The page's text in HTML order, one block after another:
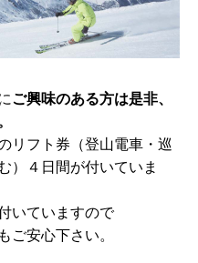
ご興味のある方は是非、
リフト券（登山電車・巡
）４日間が付いていま
いていますので
ご安心下さい。